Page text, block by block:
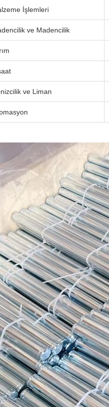
İşlemleri
ve Madencilik
ve Liman